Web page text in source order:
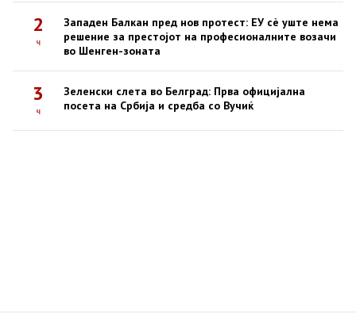
2
ч
Западен Балкан пред нов протест: ЕУ сè уште нема
решение за престојот на професионалните возачи
во Шенген-зоната
3
ч
Зеленски слета во Белград: Прва официјална
посета на Србија и средба со Вучиќ